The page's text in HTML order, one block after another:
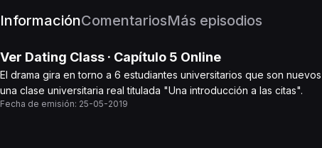
InformaciónComentariosMás episodios
Ver Dating Class · Capítulo 5 Online
El drama gira en torno a 6 estudiantes universitarios que son
una clase universitaria real titulada "Una introducción a las citas".
Fecha de emisión: 25-05-2019